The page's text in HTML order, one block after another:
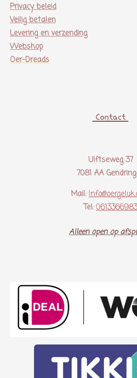
Privacy beleid
Veilig betalen
Levering en verzending
Webshop
Oer-Dreads
Contact
Ulftseweg 37
7081 AA
Mail:
Tel: 0613366983
Alleen open op